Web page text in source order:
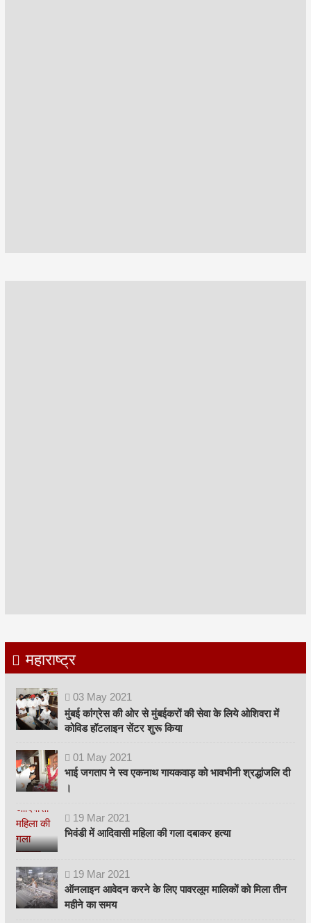
महाराष्ट्र
03 May 2021
मुंबई कांग्रेस की ओर से मुंबईकरों की सेवा के लिये ओशिवरा में
कोविड हॉटलाइन सेंटर शुरू किया
01 May 2021
भाई जगताप ने स्व एकनाथ गायकवाड़ को भावभीनी श्रद्धांजलि दी
।
19 Mar 2021
भिवंडी में आदिवासी महिला की गला दबाकर हत्या
19 Mar 2021
ऑनलाइन आवेदन करने के लिए पावरलूम मालिकों को मिला तीन
महीने का समय